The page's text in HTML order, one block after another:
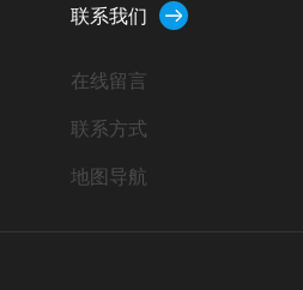
联系我们
在线留言
联系方式
地图导航